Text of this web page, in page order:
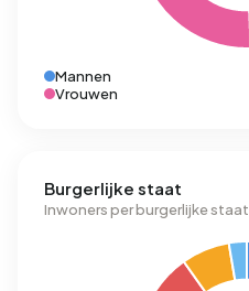
Mannen
Vrouwen
Burgerlijke staat
Inwoners per burgerlijke staat